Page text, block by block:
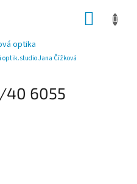
optika
Jana Čížková
40 6055